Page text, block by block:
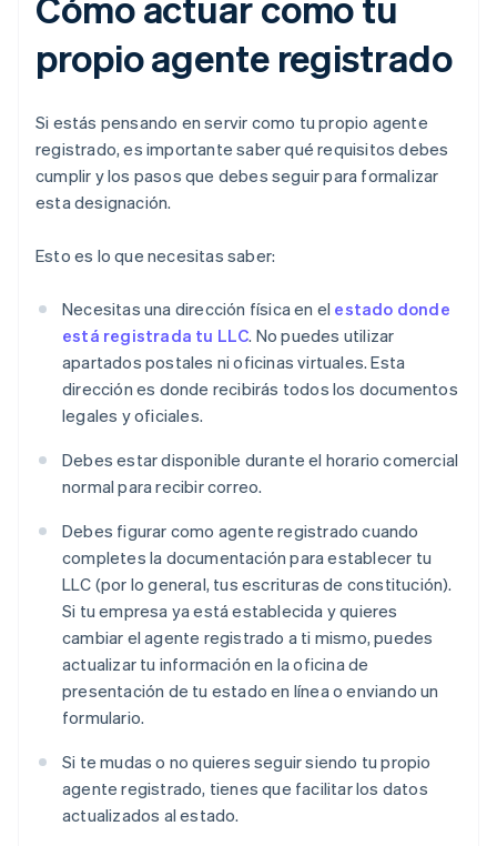
propio agente registrado
Si estás pensando en servir como tu propio agente
registrado, es importante saber qué requisitos debes
cumplir y los pasos que debes seguir para formalizar
esta designación.
Esto es lo que necesitas saber:
Necesitas una dirección física en el estado donde
está registrada tu LLC. No puedes utilizar
apartados postales ni oficinas virtuales. Esta
dirección es donde recibirás todos los documentos
legales y oficiales.
Debes estar disponible durante el horario comercial
normal para recibir correo.
Debes figurar como agente registrado cuando
completes la documentación para establecer tu
LLC (por lo general, tus escrituras de constitución).
Si tu empresa ya está establecida y quieres
cambiar el agente registrado a ti mismo, puedes
actualizar tu información en la oficina de
presentación de tu estado en línea o enviando un
formulario.
Si te mudas o no quieres seguir siendo tu propio
agente registrado, tienes que facilitar los datos
actualizados al estado.